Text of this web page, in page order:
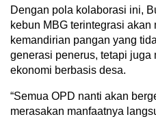
Dengan pola kolaborasi ini,
kebun MBG terintegrasi akan
kemandirian pangan yang
generasi penerus, tetapi juga
ekonomi berbasis desa.
“Semua OPD nanti akan
merasakan manfaatnya